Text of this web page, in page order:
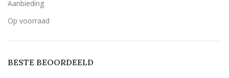
Aanbieding
Op voorraad
BESTE BEOORDEELD